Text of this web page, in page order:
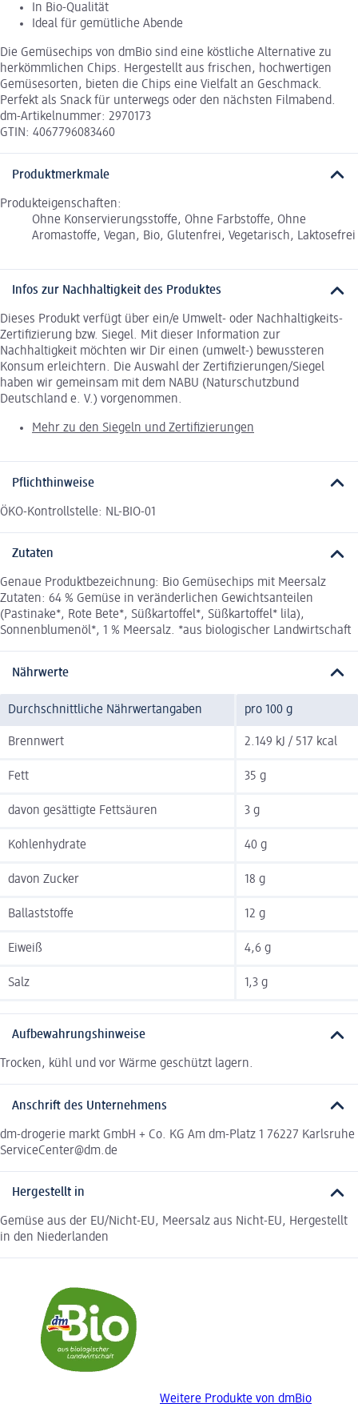
In Bio-Qualität
Ideal für gemütliche Abende
Die Gemüsechips von dmBio sind eine köstliche Alternative zu
herkömmlichen Chips. Hergestellt aus frischen, hochwertigen
Gemüsesorten, bieten die Chips eine Vielfalt an Geschmack.
Perfekt als Snack für unterwegs oder den nächsten Filmabend.
dm-Artikelnummer: 2970173
GTIN: 4067796083460
Produktmerkmale
Produkteigenschaften:
Ohne Konservierungsstoffe, Ohne Farbstoffe, Ohne
Aromastoffe, Vegan, Bio, Glutenfrei, Vegetarisch, Laktosefrei
Infos zur Nachhaltigkeit des Produktes
Dieses Produkt verfügt über ein/e Umwelt- oder Nachhaltigkeits-
Zertifizierung bzw. Siegel. Mit dieser Information zur
Nachhaltigkeit möchten wir Dir einen (umwelt-) bewussteren
Konsum erleichtern. Die Auswahl der Zertifizierungen/Siegel
haben wir gemeinsam mit dem NABU (Naturschutzbund
Deutschland e. V.) vorgenommen.
Mehr zu den Siegeln und Zertifizierungen
Pflichthinweise
ÖKO-Kontrollstelle: NL-BIO-01
Zutaten
Genaue Produktbezeichnung: Bio Gemüsechips mit Meersalz
Zutaten: 64 % Gemüse in veränderlichen Gewichtsanteilen
(Pastinake*, Rote Bete*, Süßkartoffel*, Süßkartoffel* lila),
Sonnenblumenöl*, 1 % Meersalz. *aus biologischer Landwirtschaft
Nährwerte
Durchschnittliche Nährwertangaben pro 100 g
Brennwert 2.149 kJ / 517 kcal
Fett 35 g
davon gesättigte Fettsäuren 3 g
Kohlenhydrate 40 g
davon Zucker 18 g
Ballaststoffe 12 g
Eiweiß 4,6 g
Salz 1,3 g
Aufbewahrungshinweise
Trocken, kühl und vor Wärme geschützt lagern.
Anschrift des Unternehmens
dm-drogerie markt GmbH + Co. KG Am dm-Platz 1 76227 Karlsruhe
ServiceCenter@dm.de
Hergestellt in
Gemüse aus der EU/Nicht-EU, Meersalz aus Nicht-EU, Hergestellt
in den Niederlanden
Weitere Produkte von dmBio